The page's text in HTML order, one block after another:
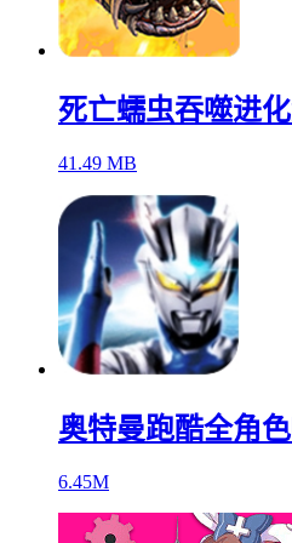
死亡蠕虫吞噬进
41.49 MB
奥特曼跑酷全角
6.45M